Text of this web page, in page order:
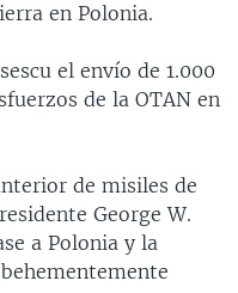
en Polonia.
el envío de 1.000
de la OTAN en
de misiles de
George W.
a Polonia y la